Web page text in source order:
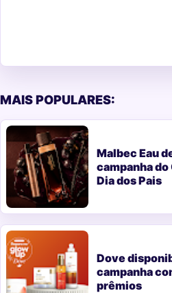
MAIS POPULARES:
Malbec Eau
campanha do
Dia dos Pais
Dove
campanha
prêmios